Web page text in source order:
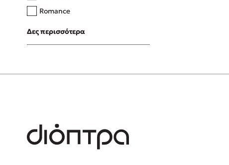
Romance
Upmarket
Young Adult
Δες περισσότερα